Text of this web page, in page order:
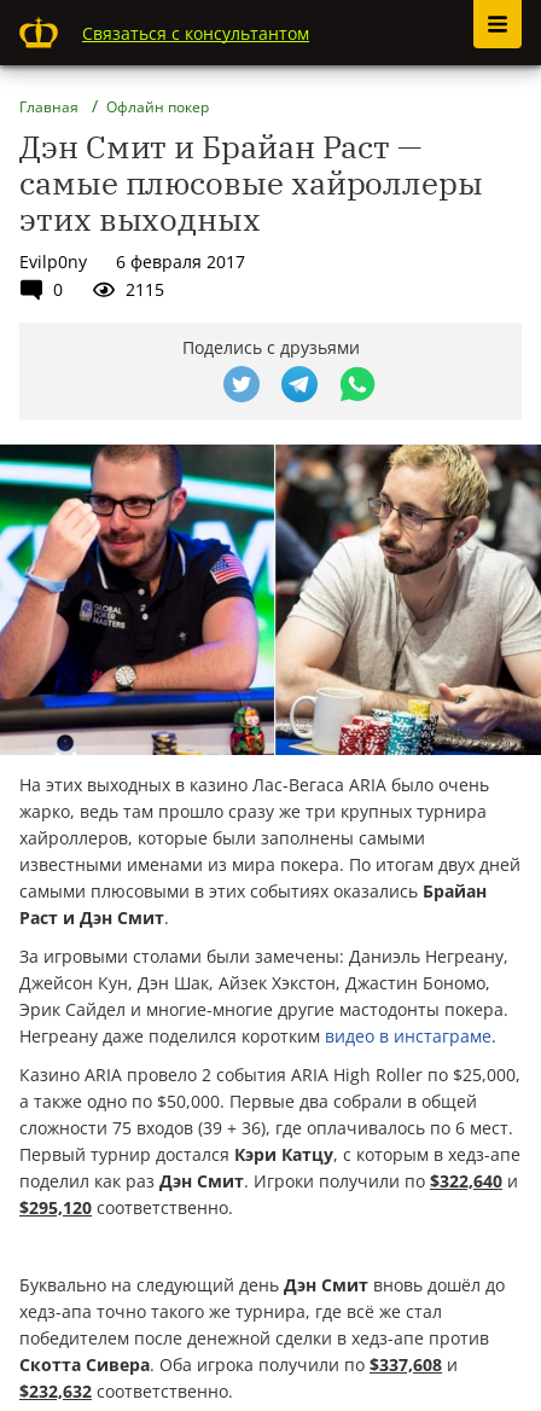
Связаться с консультантом
Главная Офлайн покер
Дэн Смит и Брайан Раст —
самые плюсовые хайроллеры
этих выходных
Evilp0ny
6 февраля 2017
0
2115
Поделись с друзьями
На этих выходных в казино Лас-Вегаса ARIA было очень
жарко, ведь там прошло сразу же три крупных турнира
хайроллеров, которые были заполнены самыми
известными именами из мира покера. По итогам двух дней
самыми плюсовыми в этих событиях оказались Брайан
Раст и Дэн Смит.
За игровыми столами были замечены: Даниэль Негреану,
Джейсон Кун, Дэн Шак, Айзек Хэкстон, Джастин Бономо,
Эрик Сайдел и многие-многие другие мастодонты покера.
Негреану даже поделился коротким видео в инстаграме.
Казино ARIA провело 2 события ARIA High Roller по $25,000,
а также одно по $50,000. Первые два собрали в общей
сложности 75 входов (39 + 36), где оплачивалось по 6 мест.
Первый турнир достался Кэри Катцу, с которым в хедз-апе
поделил как раз Дэн Смит. Игроки получили по $322,640 и
$295,120 соответственно.
Буквально на следующий день Дэн Смит вновь дошёл до
хедз-апа точно такого же турнира, где всё же стал
победителем после денежной сделки в хедз-апе против
Скотта Сивера. Оба игрока получили по $337,608 и
$232,632 соответственно.